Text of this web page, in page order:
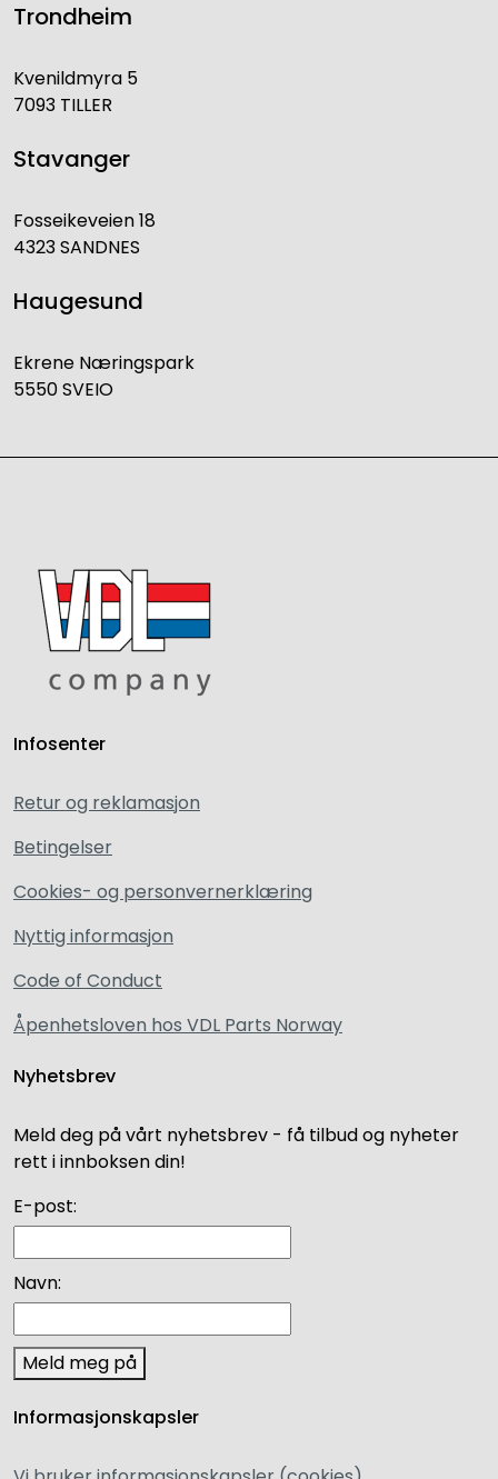
Trondheim
Kvenildmyra 5
7093 TILLER
Stavanger
Fosseikeveien 18
4323 SANDNES
Haugesund
Ekrene Næringspark
5550 SVEIO
Infosenter
Retur og reklamasjon
Betingelser
Cookies- og personvernerklæring
Nyttig informasjon
Code of Conduct
Åpenhetsloven hos VDL Parts Norway
Nyhetsbrev
Meld deg på vårt nyhetsbrev - få tilbud og nyheter
rett i innboksen din!
E-post:
Navn:
Meld meg på
Informasjonskapsler